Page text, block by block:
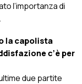
l’importanza di
la capolista
c’è per
due partite